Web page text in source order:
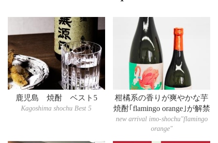
鹿児島 焼酎 ベスト5
Kagoshima shochu Best 5
柑橘系の香りが爽やかな芋
焼酎｢flamingo orange｣が解禁
new arrival imo-shochu"flamingo
orange"